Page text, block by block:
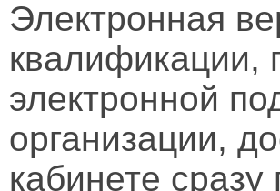
Электронная
квалификации,
электронной
организации,
кабинете